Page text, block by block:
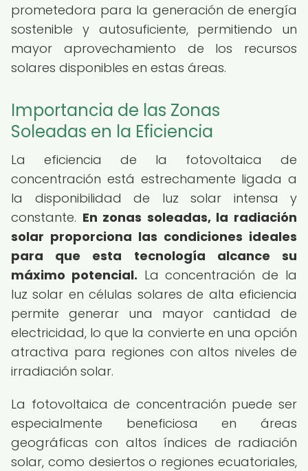
prometedora para la generación de energía
sostenible y autosuficiente, permitiendo un
mayor aprovechamiento de los recursos
solares disponibles en estas áreas.
Importancia de las Zonas
Soleadas en la Eficiencia
La eficiencia de la fotovoltaica de
concentración está estrechamente ligada a
la disponibilidad de luz solar intensa y
constante. En zonas soleadas, la radiación
solar proporciona las condiciones ideales
para que esta tecnología alcance su
máximo potencial. La concentración de la
luz solar en células solares de alta eficiencia
permite generar una mayor cantidad de
electricidad, lo que la convierte en una opción
atractiva para regiones con altos niveles de
irradiación solar.
La fotovoltaica de concentración puede ser
especialmente beneficiosa en áreas
geográficas con altos índices de radiación
solar, como desiertos o regiones ecuatoriales,